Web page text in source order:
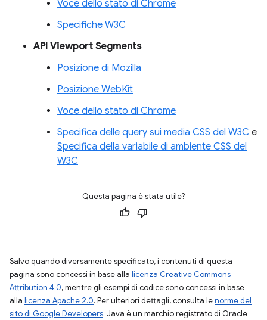
Voce dello stato di Chrome
Specifiche W3C
API Viewport Segments
Posizione di Mozilla
Posizione WebKit
Voce dello stato di Chrome
Specifica delle query sui media CSS del W3C e
Specifica della variabile di ambiente CSS del
W3C
Questa pagina è stata utile?
Salvo quando diversamente specificato, i contenuti di questa
pagina sono concessi in base alla licenza Creative Commons
Attribution 4.0, mentre gli esempi di codice sono concessi in base
alla licenza Apache 2.0. Per ulteriori dettagli, consulta lenorme del
sito di Google Developers. Java è un marchio registrato di Oracle